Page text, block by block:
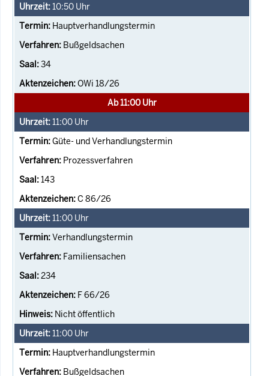
10:50 Uhr
Hauptverhandlungstermin
Bußgeldsachen
34
OWi 18/26
Ab 11:00 Uhr
11:00 Uhr
Güte- und Verhandlungstermin
Prozessverfahren
143
C 86/26
11:00 Uhr
Verhandlungstermin
Familiensachen
234
F 66/26
Nicht öffentlich
11:00 Uhr
Hauptverhandlungstermin
Bußgeldsachen